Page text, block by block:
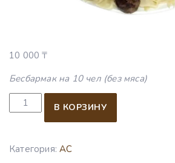
10 000₸
Бесбармак на 10 чел (без мяса)
Количество товара Бесбармак на
В КОРЗИНУ
Категория:АС